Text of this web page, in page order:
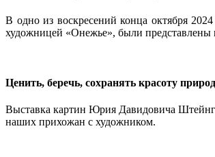
В одно из воскресений конца октября
художницей «Онежье», были представлены
Ценить, беречь, сохранять красоту
Выставка картин Юрия Давидовича
наших прихожан с художником.